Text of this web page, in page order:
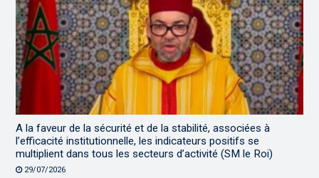
A la faveur de la sécurité et de la stabilité, associées à
l’efficacité institutionnelle, les indicateurs positifs se
multiplient dans tous les secteurs d’activité (SM le Roi)
29/07/2026